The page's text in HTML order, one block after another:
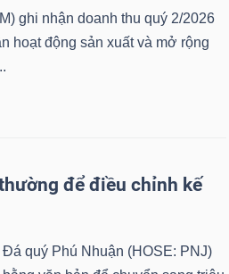
ghi nhận doanh thu quý 2/2026
hoạt động sản xuất và mở rộng
để điều chỉnh kế
quý Phú Nhuận (HOSE: PNJ)